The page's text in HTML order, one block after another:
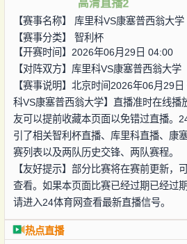
高清直播2
【赛事名称】 库里科VS康塞普西翁大学
【赛事分类】 智利杯
【开赛时间】2026年06月29日 04:00
【对阵双方】 库里科VS康塞普西翁大学
【赛事说明】北京时间2026年06月29
科VS康塞普西翁大学】直播准时在线播
友可以提前收藏本页面以免错过直播。
引了相关智利杯直播、库里科直播、康
赛列表以及两队历史交锋、两队赛程。
【友好提示】部分比赛将在赛前更新，
查看。如果本页面比赛已经过期已经过
请进入24体育网查看最新直播信号。
热点直播